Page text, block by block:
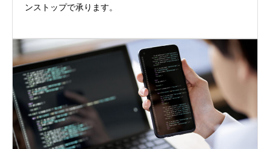
ンストップで承ります。